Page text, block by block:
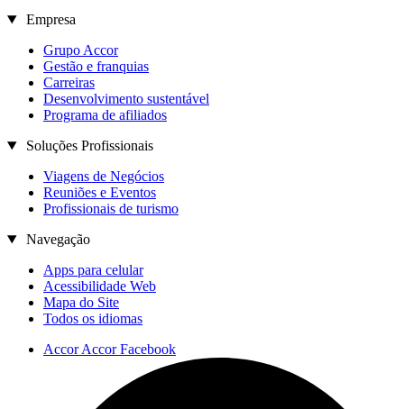
Empresa
Grupo Accor
Gestão e franquias
Carreiras
Desenvolvimento sustentável
Programa de afiliados
Soluções Profissionais
Viagens de Negócios
Reuniões e Eventos
Profissionais de turismo
Navegação
Apps para celular
Acessibilidade Web
Mapa do Site
Todos os idiomas
Accor Accor Facebook